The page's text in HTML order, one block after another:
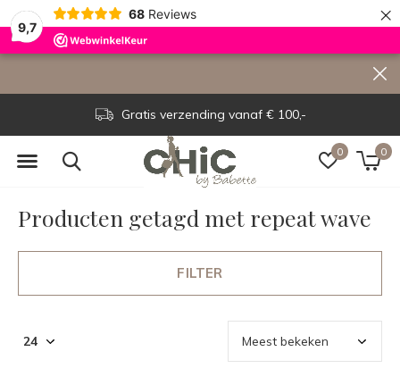
9,7
68 Reviews ×
0 0
Gratis verzending vanaf € 100,-
Producten getagd met repeat wave
FILTER